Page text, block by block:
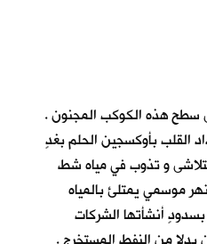
سطح هذه الكوكب المجنون .
القلب بأوكسجين الحلم بغدٍ
و تذوب في مياه شط
موسمي يمتلئ بالمياه
أنشأتها الشركات